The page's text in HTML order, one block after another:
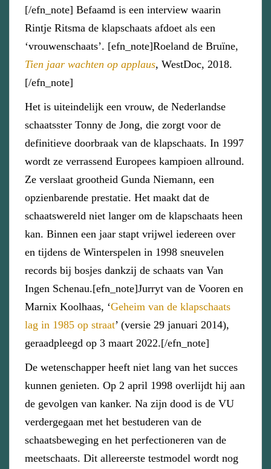
[/efn_note] Befaamd is een interview waarin
Rintje Ritsma de klapschaats afdoet als een
‘vrouwenschaats’. [efn_note]Roeland de Bruïne,
Tien jaar wachten op applaus, WestDoc, 2018.
[/efn_note]
Het is uiteindelijk een vrouw, de Nederlandse
schaatsster Tonny de Jong, die zorgt voor de
definitieve doorbraak van de klapschaats. In 1997
wordt ze verrassend Europees kampioen allround.
Ze verslaat grootheid Gunda Niemann, een
opzienbarende prestatie. Het maakt dat de
schaatswereld niet langer om de klapschaats heen
kan. Binnen een jaar stapt vrijwel iedereen over
en tijdens de Winterspelen in 1998 sneuvelen
records bij bosjes dankzij de schaats van Van
Ingen Schenau.[efn_note]Jurryt van de Vooren en
Marnix Koolhaas, ‘Geheim van de klapschaats
lag in 1985 op straat’ (versie 29 januari 2014),
geraadpleegd op 3 maart 2022.[/efn_note]
De wetenschapper heeft niet lang van het succes
kunnen genieten. Op 2 april 1998 overlijdt hij aan
de gevolgen van kanker. Na zijn dood is de VU
verdergegaan met het bestuderen van de
schaatsbeweging en het perfectioneren van de
meetschaats. Dit allereerste testmodel wordt nog